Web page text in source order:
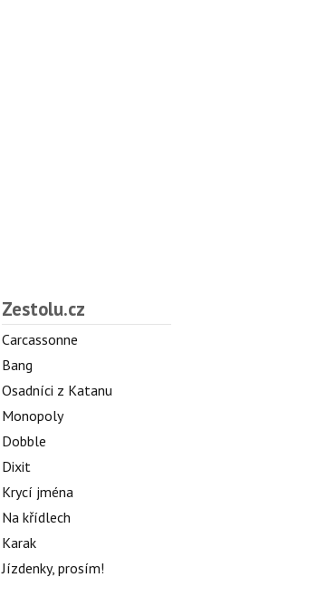
Zestolu.cz
Carcassonne
Bang
Osadníci z Katanu
Monopoly
Dobble
Dixit
Krycí jména
Na křídlech
Karak
Jízdenky, prosím!